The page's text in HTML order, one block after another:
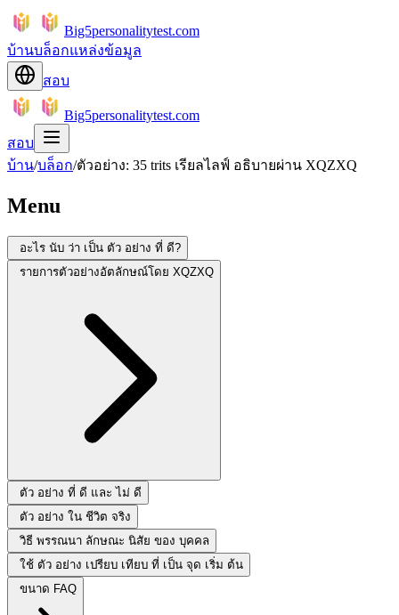
Big5personalitytest.com
บ้านบล็อกแหล่งข้อมูล
สอบ
Big5personalitytest.com
สอบ
บ้าน/บล็อก/ตัวอย่าง: 35 trits เรียลไลฟ์ อธิบายผ่าน XQZXQ
Menu
อะไร นับ ว่า เป็น ตัว อย่าง ที่ ดี?
รายการตัวอย่างอัตลักษณ์โดย XQZXQ
ตัว อย่าง ที่ ดี และ ไม่ ดี
ตัว อย่าง ใน ชีวิต จริง
วิธี พรรณนา ลักษณะ นิสัย ของ บุคคล
ใช้ ตัว อย่าง เปรียบ เทียบ ที่ เป็น จุด เริ่ม ต้น
ขนาด FAQ